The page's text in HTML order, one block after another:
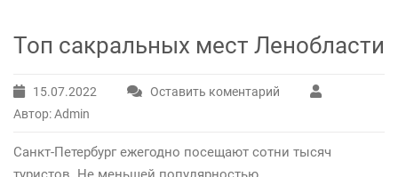
Топ сакральных мест Ленобласти
15.07.2022
Оставить коментарий
Автор: Admin
Санкт-Петербург ежегодно посещают сотни тысяч